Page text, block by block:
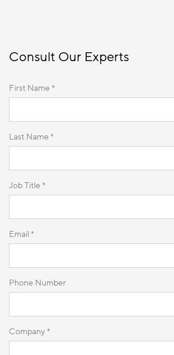
Consult Our Experts
First Name *
Last Name *
Job Title *
Email *
Phone Number
Company *